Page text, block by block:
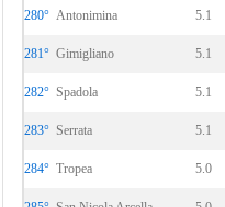
280° Antonimina 5.1
281° Gimigliano 5.1
282° Spadola 5.1
283° Serrata 5.1
284° Tropea 5.0